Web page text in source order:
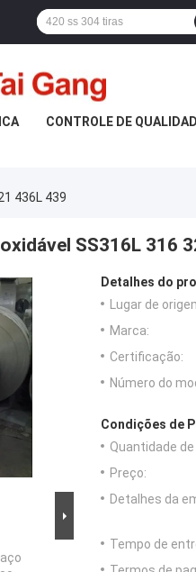
CONTROLE DE
436L 439
SS316L 316
Detalhes do
Lugar de
Marca:
Certificação:
Número do
Condições de
Quantidade
Preço:
Detalhes da
Tempo de